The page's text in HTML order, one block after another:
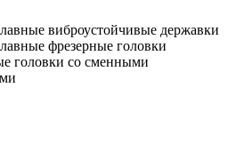
виброустойчивые державки
фрезерные головки
головки со сменными